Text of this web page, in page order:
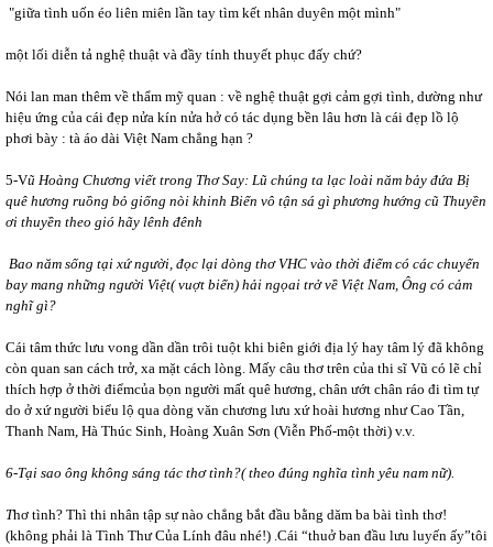
"giữa tình uốn éo liên miên lần tay tìm kết nhân duyên một mình"
một lối diễn tả nghệ thuật và đầy tính thuyết phục đấy chứ?
Nói lan man thêm về thẩm mỹ quan : về nghệ thuật gợi cảm gợi tình, dường như
hiệu ứng của cái đẹp nửa kín nửa hở có tác dụng bền lâu hơn là cái đẹp lồ lộ
phơi bày : tà áo dài Việt Nam chẳng hạn ?
5-Vũ Hoàng Chương viết trong Thơ Say: Lũ chúng ta lạc loài năm bảy đứa Bị
quê hương ruồng bỏ giống nòi khinh Biển vô tận sá gì phương hướng cũ Thuyền
ơi thuyền theo gió hãy lênh đênh
Bao năm sống tại xứ người, đọc lại dòng thơ VHC vào thời điểm có các chuyến
bay mang những người Việt( vuợt biển) hải ngọai trở về Việt Nam, Ông có cảm
nghĩ gì?
Cái tâm thức lưu vong dần dần trôi tuột khi biên giới địa lý hay tâm lý đã không
còn quan san cách trở, xa mặt cách lòng. Mấy câu thơ trên của thi sĩ Vũ có lẽ chỉ
thích hợp ở thời điểmcủa bọn người mất quê hương, chân ướt chân ráo đi tìm tự
do ở xứ người biểu lộ qua dòng văn chương lưu xứ hoài hương như Cao Tần,
Thanh Nam, Hà Thúc Sinh, Hoàng Xuân Sơn (Viễn Phố-một thời) v.v.
6-Tại sao ông không sáng tác thơ tình?( theo đúng nghĩa tình yêu nam nữ).
Thơ tình? Thì thi nhân tập sự nào chẳng bắt đầu bằng dăm ba bài tình thơ!
(không phải là Tình Thư Của Lính đâu nhé!) .Cái “thuở ban đầu lưu luyến ấy”tôi